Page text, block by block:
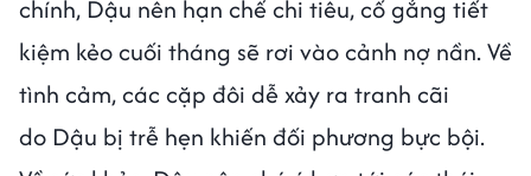
chính, Dậu nên hạn chế chi tiêu, cố gắng tiết
kiệm kẻo cuối tháng sẽ rơi vào cảnh nợ nần. Về
tình cảm, các cặp đôi dễ xảy ra tranh cãi
do Dậu bị trễ hẹn khiến đối phương bực bội.